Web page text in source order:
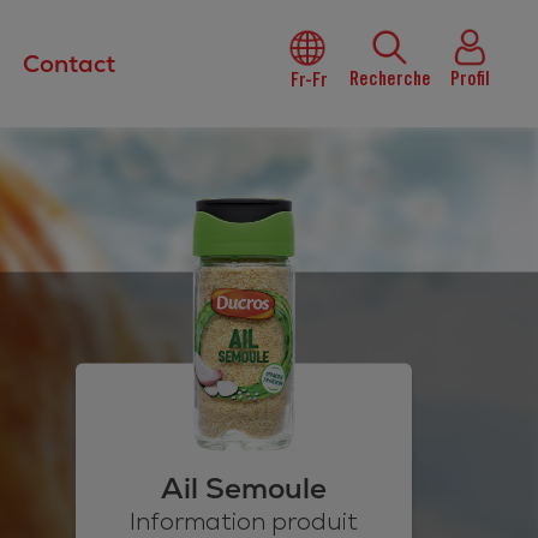
Contact
Fr-Fr Recherche Profil
Ail Semoule
Information produit